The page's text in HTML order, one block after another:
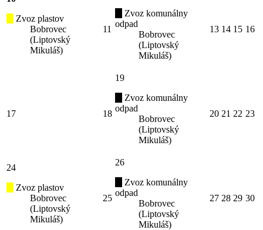
Zvoz plastov
Bobrovec
(Liptovský
Mikuláš)
11
Zvoz komunálny
odpad
Bobrovec
(Liptovský
Mikuláš)
13 14 15 16
17 18
19
Zvoz komunálny
odpad
Bobrovec
(Liptovský
Mikuláš)
20 21 22 23
24
Zvoz plastov
Bobrovec
(Liptovský
Mikuláš)
25
26
Zvoz komunálny
odpad
Bobrovec
(Liptovský
Mikuláš)
27 28 29 30